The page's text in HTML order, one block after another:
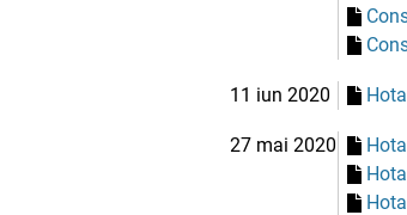
11 iun 2020
27 mai 2020